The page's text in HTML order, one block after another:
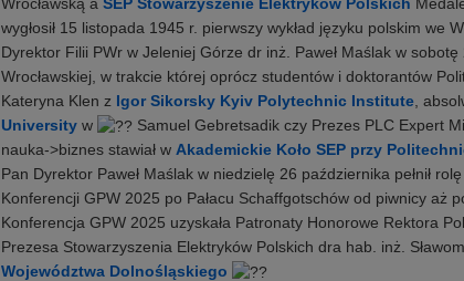
wygłosił 15 listopada 1945 r. pierwszy wykład języku polskim we
Dyrektor Filii PWr w Jeleniej Górze dr inż. Paweł Maślak w
Wrocławskiej, w trakcie której oprócz studentów i doktorantów
Kateryna Klen z Igor Sikorsky Kyiv Polytechnic Institute,
Universityw
Samuel Gebretsadik czy Prezes PLC Expert
nauka->biznes stawiał w Akademickie Koło SEP przy
Pan Dyrektor Paweł Maślak w niedzielę 26 października pełnił
Konferencji GPW 2025 po Pałacu Schaffgotschów od piwnicy aż
Konferencja GPW 2025 uzyskała Patronaty Honorowe Rektora
Prezesa Stowarzyszenia Elektryków Polskich dra hab. inż.
Województwa Dolnośląskiego